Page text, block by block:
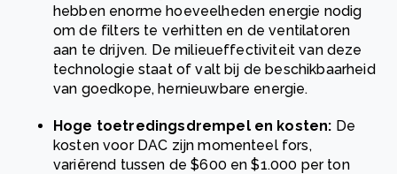
hebben enorme hoeveelheden energie nodig
om de filters te verhitten en de ventilatoren
aan te drijven. De milieueffectiviteit van deze
technologie staat of valt bij de beschikbaarheid
van goedkope, hernieuwbare energie.
Hoge toetredingsdrempel en kosten: De
kosten voor DAC zijn momenteel fors,
variërend tussen de $600 en $1.000 per ton